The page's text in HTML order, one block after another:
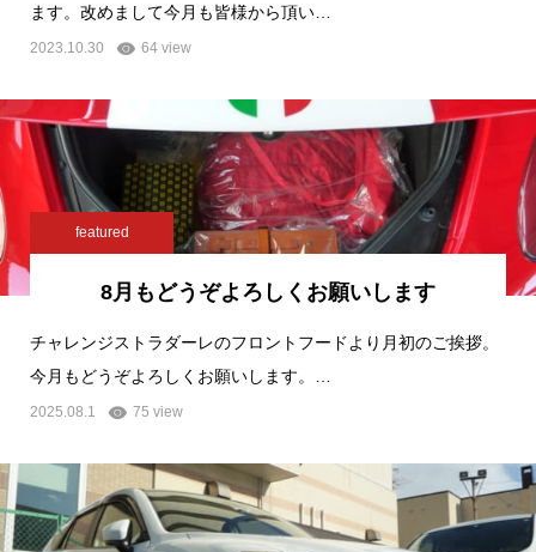
ます。改めまして今月も皆様から頂い…
2023.10.30 64 view
featured
8月もどうぞよろしくお願いします
チャレンジストラダーレのフロントフードより月初のご挨拶。
今月もどうぞよろしくお願いします。…
2025.08.1 75 view